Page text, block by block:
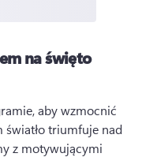
na święto
aby wzmocnić
światło triumfuje nad
z motywującymi